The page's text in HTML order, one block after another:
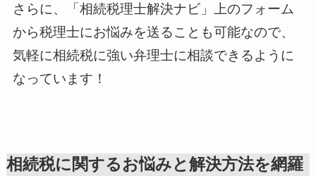
さらに、「相続税理士解決ナビ」上のフォーム
から税理士にお悩みを送ることも可能なので、
気軽に相続税に強い弁理士に相談できるように
なっています！
相続税に関するお悩みと解決方法を網羅